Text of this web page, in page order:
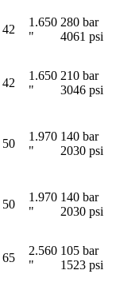
42
1.650
"
280 bar
4061 psi
42
1.650
"
210 bar
3046 psi
50
1.970
"
140 bar
2030 psi
50
1.970
"
140 bar
2030 psi
65
2.560
"
105 bar
1523 psi